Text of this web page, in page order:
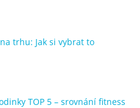
trhu: Jak si vybrat to
TOP 5 – srovnání fitness